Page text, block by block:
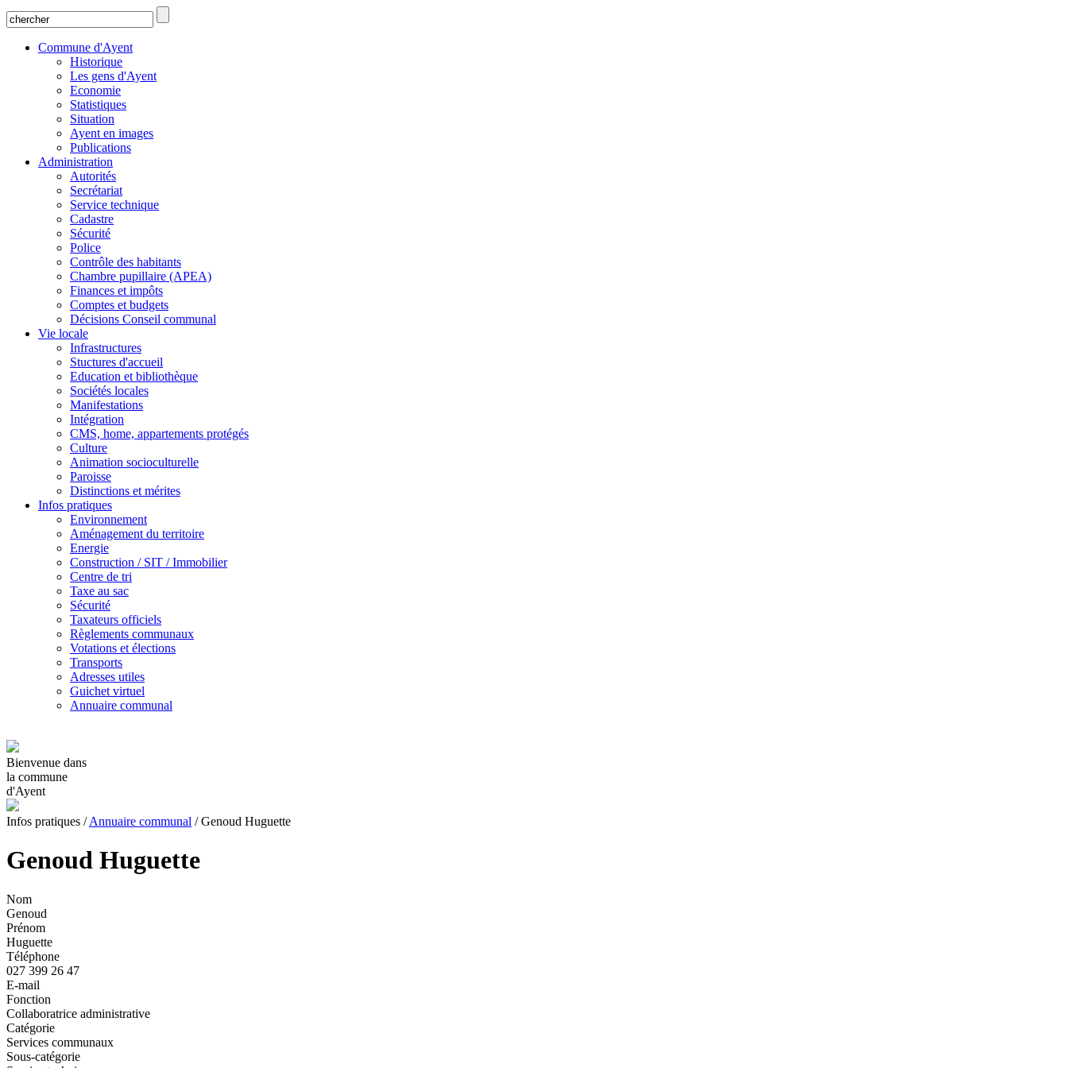
Commune d'Ayent
Historique
Les gens d'Ayent
Economie
Statistiques
Situation
Ayent en images
Publications
Administration
Autorités
Secrétariat
Service technique
Cadastre
Sécurité
Police
Contrôle des habitants
Chambre pupillaire (APEA)
Finances et impôts
Comptes et budgets
Décisions Conseil communal
Vie locale
Infrastructures
Stuctures d'accueil
Education et bibliothèque
Sociétés locales
Manifestations
Intégration
CMS, home, appartements protégés
Culture
Animation socioculturelle
Paroisse
Distinctions et mérites
Infos pratiques
Environnement
Aménagement du territoire
Energie
Construction / SIT / Immobilier
Centre de tri
Taxe au sac
Sécurité
Taxateurs officiels
Règlements communaux
Votations et élections
Transports
Adresses utiles
Guichet virtuel
Annuaire communal
Bienvenue dans
la commune
d'Ayent
Infos pratiques /Annuaire communal /Genoud Huguette
Genoud Huguette
Nom
Genoud
Prénom
Huguette
Téléphone
027 399 26 47
E-mail
Fonction
Collaboratrice administrative
Catégorie
Services communaux
Sous-catégorie